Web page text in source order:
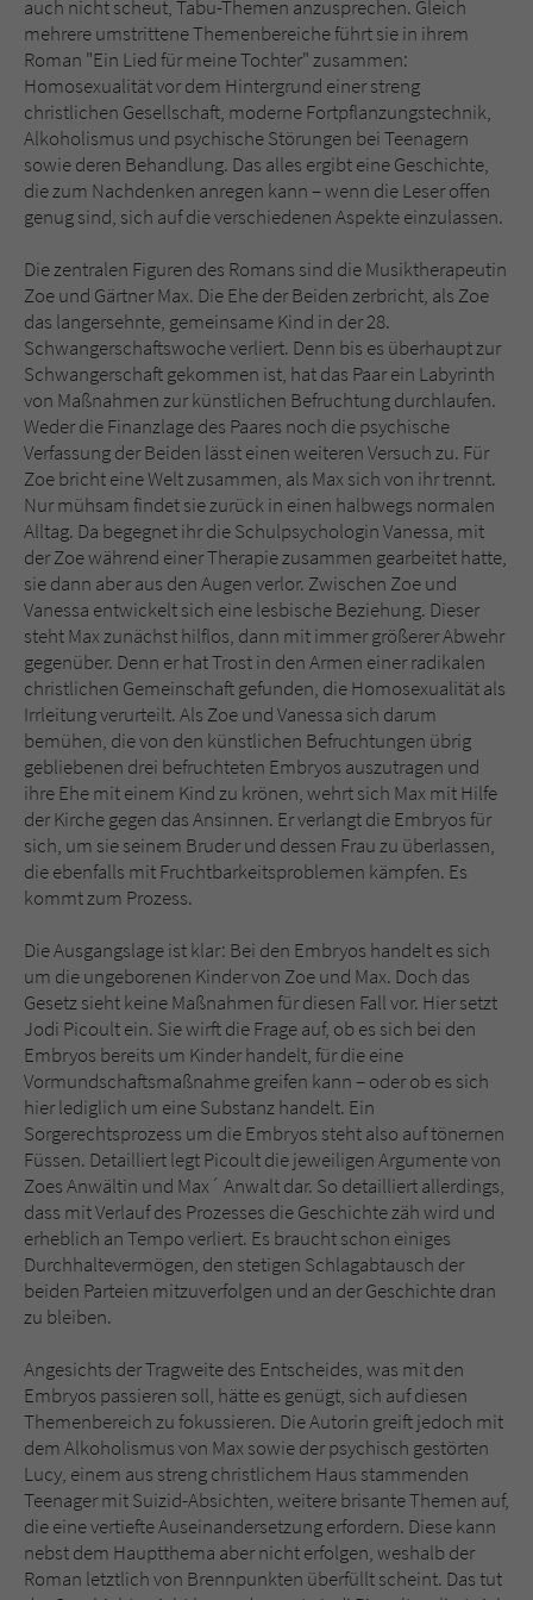
auch nicht scheut, Tabu-Themen anzusprechen. Gleich
mehrere umstrittene Themenbereiche führt sie in ihrem
Roman "Ein Lied für meine Tochter" zusammen:
Homosexualität vor dem Hintergrund einer streng
christlichen Gesellschaft, moderne Fortpflanzungstechnik,
Alkoholismus und psychische Störungen bei Teenagern
sowie deren Behandlung. Das alles ergibt eine Geschichte,
die zum Nachdenken anregen kann – wenn die Leser offen
genug sind, sich auf die verschiedenen Aspekte einzulassen.
Die zentralen Figuren des Romans sind die Musiktherapeutin
Zoe und Gärtner Max. Die Ehe der Beiden zerbricht, als Zoe
das langersehnte, gemeinsame Kind in der 28.
Schwangerschaftswoche verliert. Denn bis es überhaupt zur
Schwangerschaft gekommen ist, hat das Paar ein Labyrinth
von Maßnahmen zur künstlichen Befruchtung durchlaufen.
Weder die Finanzlage des Paares noch die psychische
Verfassung der Beiden lässt einen weiteren Versuch zu. Für
Zoe bricht eine Welt zusammen, als Max sich von ihr trennt.
Nur mühsam findet sie zurück in einen halbwegs normalen
Alltag. Da begegnet ihr die Schulpsychologin Vanessa, mit
der Zoe während einer Therapie zusammen gearbeitet hatte,
sie dann aber aus den Augen verlor. Zwischen Zoe und
Vanessa entwickelt sich eine lesbische Beziehung. Dieser
steht Max zunächst hilflos, dann mit immer größerer Abwehr
gegenüber. Denn er hat Trost in den Armen einer radikalen
christlichen Gemeinschaft gefunden, die Homosexualität als
Irrleitung verurteilt. Als Zoe und Vanessa sich darum
bemühen, die von den künstlichen Befruchtungen übrig
gebliebenen drei befruchteten Embryos auszutragen und
ihre Ehe mit einem Kind zu krönen, wehrt sich Max mit Hilfe
der Kirche gegen das Ansinnen. Er verlangt die Embryos für
sich, um sie seinem Bruder und dessen Frau zu überlassen,
die ebenfalls mit Fruchtbarkeitsproblemen kämpfen. Es
kommt zum Prozess.
Die Ausgangslage ist klar: Bei den Embryos handelt es sich
um die ungeborenen Kinder von Zoe und Max. Doch das
Gesetz sieht keine Maßnahmen für diesen Fall vor. Hier setzt
Jodi Picoult ein. Sie wirft die Frage auf, ob es sich bei den
Embryos bereits um Kinder handelt, für die eine
Vormundschaftsmaßnahme greifen kann – oder ob es sich
hier lediglich um eine Substanz handelt. Ein
Sorgerechtsprozess um die Embryos steht also auf tönernen
Füssen. Detailliert legt Picoult die jeweiligen Argumente von
Zoes Anwältin und Max´ Anwalt dar. So detailliert allerdings,
dass mit Verlauf des Prozesses die Geschichte zäh wird und
erheblich an Tempo verliert. Es braucht schon einiges
Durchhaltevermögen, den stetigen Schlagabtausch der
beiden Parteien mitzuverfolgen und an der Geschichte dran
zu bleiben.
Angesichts der Tragweite des Entscheides, was mit den
Embryos passieren soll, hätte es genügt, sich auf diesen
Themenbereich zu fokussieren. Die Autorin greift jedoch mit
dem Alkoholismus von Max sowie der psychisch gestörten
Lucy, einem aus streng christlichem Haus stammenden
Teenager mit Suizid-Absichten, weitere brisante Themen auf,
die eine vertiefte Auseinandersetzung erfordern. Diese kann
nebst dem Hauptthema aber nicht erfolgen, weshalb der
Roman letztlich von Brennpunkten überfüllt scheint. Das tut
Sicherheitscode des Kontaktformulars zu
überprüfen.